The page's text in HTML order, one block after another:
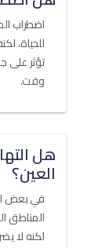
اضطراب
للحياة،
تؤثر على
وقت.
هل
العين؟
في بعض
المناطق
لكنه لا